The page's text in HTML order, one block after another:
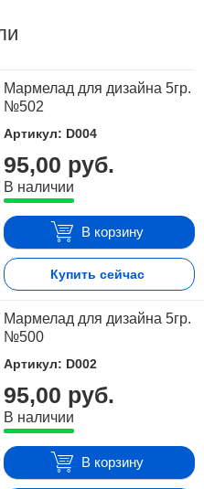
Мармелад для дизайна 5гр.
№502
Артикул: D004
95,00 руб.
В наличии
В корзину
Купить сейчас
Мармелад для дизайна 5гр.
№500
Артикул: D002
95,00 руб.
В наличии
В корзину